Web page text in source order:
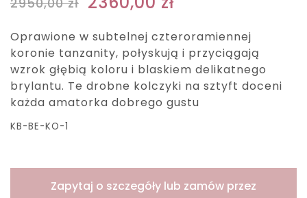
Oprawione w subtelnej czteroramiennej
koronie tanzanity, połyskują i przyciągają
wzrok głębią koloru i blaskiem delikatnego
brylantu. Te drobne kolczyki na sztyft doceni
każda amatorka dobrego gustu
KB-BE-KO-1
Zapytaj o szczegóły lub zamów przez